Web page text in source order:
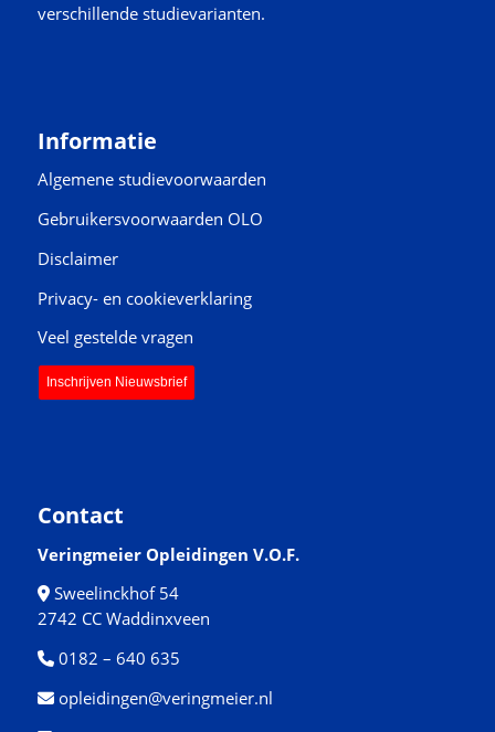
verschillende studievarianten.
Informatie
Algemene studievoorwaarden
Gebruikersvoorwaarden OLO
Disclaimer
Privacy- en cookieverklaring
Veel gestelde vragen
Inschrijven Nieuwsbrief
Contact
Veringmeier Opleidingen V.O.F.
Sweelinckhof 54
2742 CC Waddinxveen
0182 – 640 635
opleidingen@veringmeier.nl